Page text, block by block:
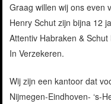
Graag willen wij ons even
Henry Schut zijn bijna 12
Attentiv Habraken &
In Verzekeren.
Wij zijn een kantoor dat
Nijmegen-Eindhoven- ‘s-